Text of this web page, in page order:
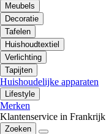
Meubels
Decoratie
Tafelen
Huishoudtextiel
Verlichting
Tapijten
Huishoudelijke apparaten
Lifestyle
Merken
Klantenservice in Frankrijk
Zoeken